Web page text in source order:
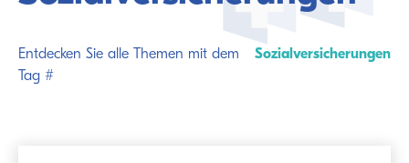
Entdecken Sie alle Themen mit dem
Tag #
Sozialversicherungen